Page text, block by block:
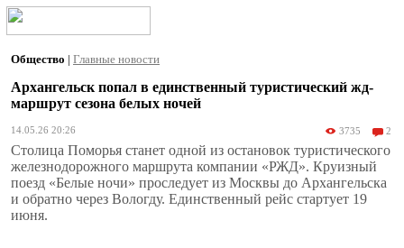
Общество | Главные новости
Архангельск попал в единственный туристический жд-
маршрут сезона белых ночей
14.05.26 20:26 3735 2
Столица Поморья станет одной из остановок туристического
железнодорожного маршрута компании «РЖД». Круизный
поезд «Белые ночи» проследует из Москвы до Архангельска
и обратно через Вологду. Единственный рейс стартует 19
июня.